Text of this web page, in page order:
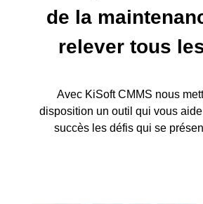
de la
relever tous
Avec KiSoft CMMS nous
disposition un outil qui vous
succès les défis qui se